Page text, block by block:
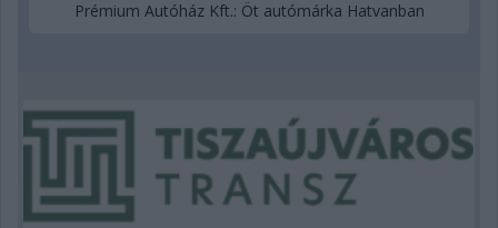
Prémium Autóház Kft.: Öt autómárka Hatvanban